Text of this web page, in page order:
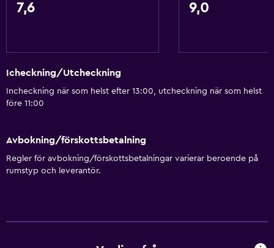
Restauranger
Kafeteria
Restaurang
Försäljningsautomat (snacks)
Daglig städning
7,6 9,0
Icheckning/Utcheckning
Incheckning när som helst efter 13:00, utcheckning när som helst
före 11:00
Avbokning/förskottsbetalning
Regler för avbokning/förskottsbetalningar varierar beroende på
rumstyp och leverantör.